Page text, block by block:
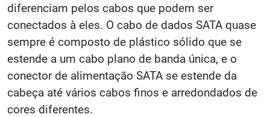
diferenciam pelos cabos que podem ser
conectados à eles. O cabo de dados SATA quase
sempre é composto de plástico sólido que se
estende a um cabo plano de banda única, e o
conector de alimentação SATA se estende da
cabeça até vários cabos finos e arredondados de
cores diferentes.